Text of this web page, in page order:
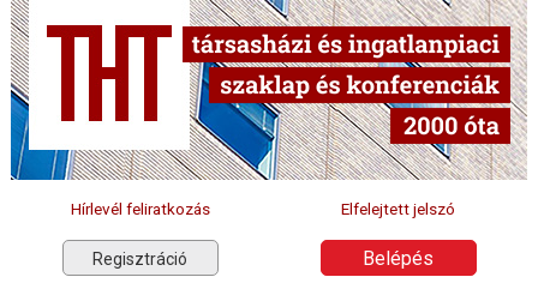
Hírlevél feliratkozás Elfelejtett jelszó
Regisztráció Belépés